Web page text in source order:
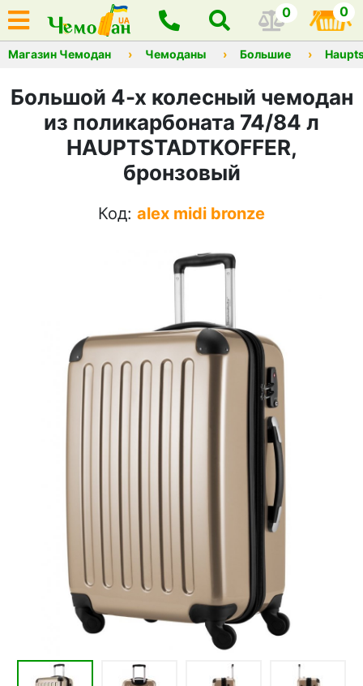
0 0
Магазин Чемодан Чемоданы Большие
Большой 4-х колесный чемодан
из поликарбоната 74/84 л
HAUPTSTADTKOFFER,
бронзовый
Код: alex midi bronze